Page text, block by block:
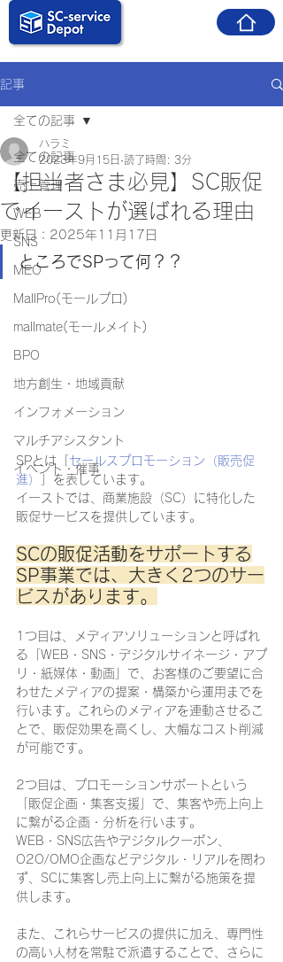
記事
全ての記事
売上管理
WEB
SNS
MEO
MallPro(モールプロ)
mallmate(モールメイト)
BPO
地方創生・地域貢献
インフォメーション
マルチアシスタント
イベント・催事
全ての記事
【担当者さま必見】SC販促
でイーストが選ばれる理由
ハラミ
2023年9月15日 読了時間: 3分
更新日： 2025年11月17日
ところでSPって何？？
SPとは「 セールスプロモーション（販売促
進）
」を表しています。
イーストでは、商業施設（SC）に特化した
販促サービスを提供しています。
SCの販促活動をサポートする
SP事業では、大きく2つのサー
ビスがあります。
1つ目は、メディアソリューションと呼ばれ
る「WEB・SNS・デジタルサイネージ・アプ
リ・紙媒体・動画」で、お客様のご要望に合
わせたメディアの提案・構築から運用までを
行います。これらのメディアを連動させるこ
とで、販促効果を高くし、大幅なコスト削減
が可能です。
2つ目は、プロモーションサポートという
「販促企画・集客支援」で、集客や売上向上
に繋がる企画・分析を行います。
WEB・SNS広告やデジタルクーポン、
O2O/OMO企画などデジタル・リアルを問わ
ず、SCに集客し売上向上に繋がる施策を提
供します。
また、これらサービスの提供に加え、専門性
の高い人材を常駐で派遣することで、さらに